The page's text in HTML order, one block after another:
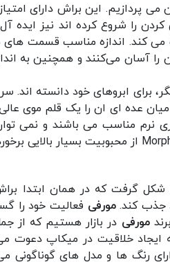
را شروع کرده اند نیز
کند. اندازه مناسب قسمت
را آسان می‌کنند و همچنین به
برای ابروهای خود دانسته اند.
میان عده ای ان را یک قلم موی
نرم مناسب می باشند و نمی
شکل گرفت که در همان ابتدا براش
جذب کند.مورفی فعالیت خود را
مورفی در بازار هستیم که از
ایجاد خلاقیت در میکاپ دعوت
رنگ ها و مدل های گوناگونی